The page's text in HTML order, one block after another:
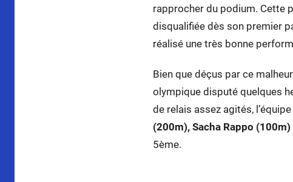
rapprocher du podium. Cette
disqualifiée dès son premier
réalisé une très bonne
Bien que déçus par ce
olympique disputé quelques
de relais assez agités,
(200m), Sacha Rappo (100m)
5ème.